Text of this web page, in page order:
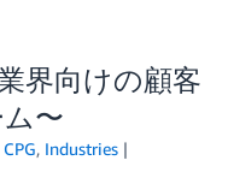
界向けの顧客
〜
CPG, Industries